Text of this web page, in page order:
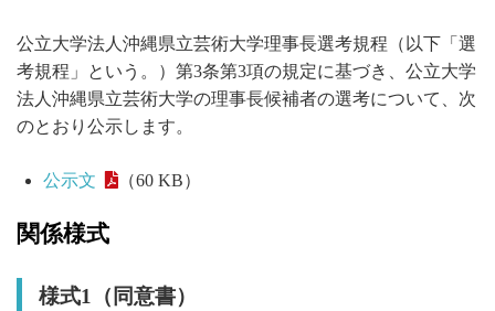
公立大学法人沖縄県立芸術大学理事長選考規程（以下「選
考規程」という。）第3条第3項の規定に基づき、公立大学
法人沖縄県立芸術大学の理事長候補者の選考について、次
のとおり公示します。
公示文 （60 KB）
関係様式
様式1（同意書）